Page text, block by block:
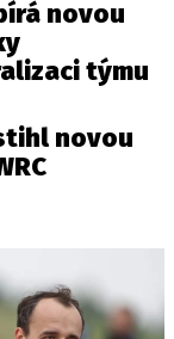
novou
týmu
novou